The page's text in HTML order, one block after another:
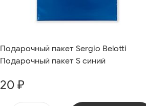
Подарочный пакет Sergio Belotti
Подарочный пакет S синий
20 ₽